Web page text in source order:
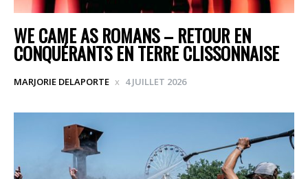
WE CAME AS ROMANS – RETOUR EN
CONQUÉRANTS EN TERRE CLISSONNAISE
MARJORIE DELAPORTE 4 JUILLET 2026